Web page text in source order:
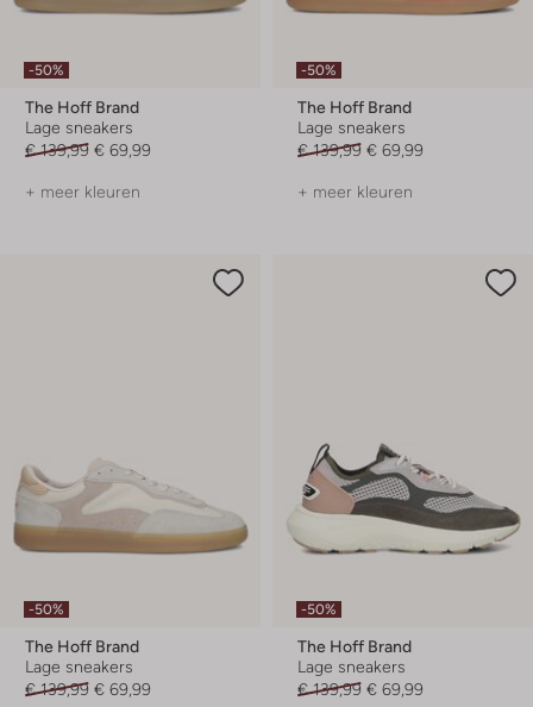
-50%
The Hoff Brand
Lage sneakers
€ 139,99 € 69,99
+ meer kleuren
-50%
The Hoff Brand
Lage sneakers
€ 139,99 € 69,99
+ meer kleuren
-50%
The Hoff Brand
Lage sneakers
€ 139,99 € 69,99
-50%
The Hoff Brand
Lage sneakers
€ 139,99 € 69,99